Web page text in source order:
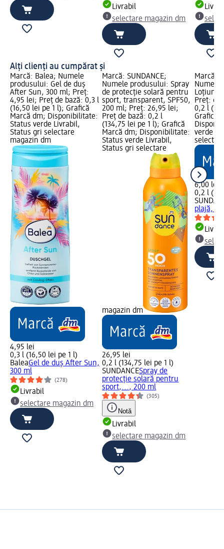
Livrabil
selectare magazin dm
Alți clienți au cumpărat și
Marcă: Balea; Numele
produsului: Gel de duș
After Sun, 300 ml; Preț:
4,95 lei; Preț de bază: 0,3 l
(16,50 lei pe 1 l); Grafică
Marcă dm; Disponibilitate:
Status verde Livrabil,
Status gri selectare
magazin dm
4,95 lei
0,3 l (16,50 lei pe 1 l)
BaleaGel de duș After Sun,
300 ml
(278)
Livrabil
selectare magazin dm
Marcă: SUNDANCE;
Numele produsului: Spray
de protecție solară pentru
sport, transparent, SPF50,
200 ml; Preț: 26,95 lei;
Preț de bază: 0,2 l
(134,75 lei pe 1 l); Grafică
Marcă dm; Disponibilitate:
Status verde Livrabil,
Status gri selectare
magazin dm
26,95 lei
0,2 l (134,75 lei pe 1 l)
SUNDANCESpray de
protecție solară pentru
sport,..., 200 ml
(305)
Notă
Livrabil
selectare magazin dm
Marcă:
Numele
Loțiune
Preț:
0,2 l
Grafică
verde
6,00 lei
0,2 l
plajă,